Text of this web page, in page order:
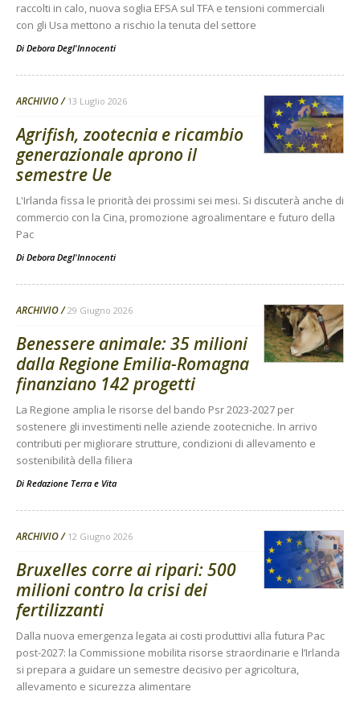
raccolti in calo, nuova soglia EFSA sul TFA e tensioni commerciali
con gli Usa mettono a rischio la tenuta del settore
Di Debora Degl'Innocenti
ARCHIVIO 13 Luglio 2026
Agrifish, zootecnia e ricambio
generazionale aprono il
semestre Ue
L'Irlanda fissa le priorità dei prossimi sei mesi. Si discuterà anche di
commercio con la Cina, promozione agroalimentare e futuro della
Pac
Di Debora Degl'Innocenti
ARCHIVIO 29 Giugno 2026
Benessere animale: 35 milioni
dalla Regione Emilia-Romagna
finanziano 142 progetti
La Regione amplia le risorse del bando Psr 2023-2027 per
sostenere gli investimenti nelle aziende zootecniche. In arrivo
contributi per migliorare strutture, condizioni di allevamento e
sostenibilità della filiera
Di Redazione Terra e Vita
ARCHIVIO 12 Giugno 2026
Bruxelles corre ai ripari: 500
milioni contro la crisi dei
fertilizzanti
Dalla nuova emergenza legata ai costi produttivi alla futura Pac
post-2027: la Commissione mobilita risorse straordinarie e l’Irlanda
si prepara a guidare un semestre decisivo per agricoltura,
allevamento e sicurezza alimentare